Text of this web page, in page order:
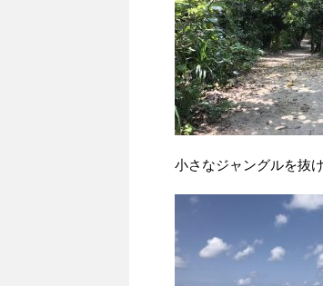
小さなジャングルを抜